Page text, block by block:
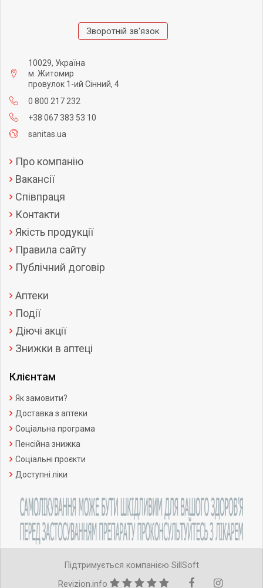
Зворотній зв'язок
10029, Україна
м. Житомир
провулок 1-ий Сінний, 4
0 800 217 232
+38 067 383 53 10
sanitas.ua
Про компанію
Вакансії
Співпраця
Контакти
Якість продукції
Правила сайту
Публічний договір
Аптеки
Події
Діючі акції
Знижки в аптеці
Клієнтам
Як замовити?
Доставка з аптеки
Соціальна програма
Пенсійна знижка
Соціальні проєкти
Доступні ліки
Підтримується компанією SillSoft
Revizion.info